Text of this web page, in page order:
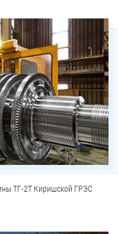
ТГ-2Т Киришской ГРЭС